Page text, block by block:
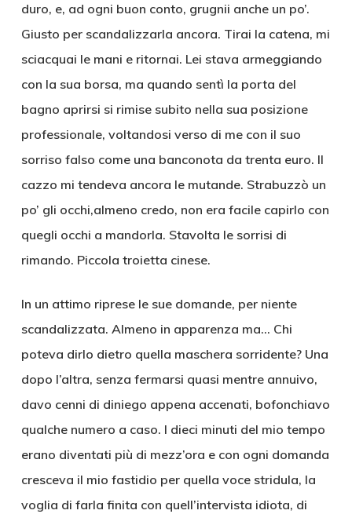
duro, e, ad ogni buon conto, grugnii anche un po’.
Giusto per scandalizzarla ancora. Tirai la catena, mi
sciacquai le mani e ritornai. Lei stava armeggiando
con la sua borsa, ma quando sentì la porta del
bagno aprirsi si rimise subito nella sua posizione
professionale, voltandosi verso di me con il suo
sorriso falso come una banconota da trenta euro. Il
cazzo mi tendeva ancora le mutande. Strabuzzò un
po’ gli occhi,almeno credo, non era facile capirlo con
quegli occhi a mandorla. Stavolta le sorrisi di
rimando. Piccola troietta cinese.
In un attimo riprese le sue domande, per niente
scandalizzata. Almeno in apparenza ma… Chi
poteva dirlo dietro quella maschera sorridente? Una
dopo l’altra, senza fermarsi quasi mentre annuivo,
davo cenni di diniego appena accenati, bofonchiavo
qualche numero a caso. I dieci minuti del mio tempo
erano diventati più di mezz’ora e con ogni domanda
cresceva il mio fastidio per quella voce stridula, la
voglia di farla finita con quell’intervista idiota, di